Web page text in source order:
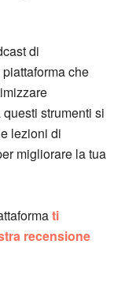
di
che
strumenti si
lezioni di
migliorare la tua
ti
recensione